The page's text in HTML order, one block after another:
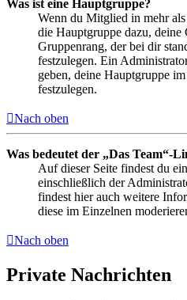
Was ist eine Hauptgruppe?
Wenn du Mitglied in mehr
die Hauptgruppe dazu, deine
Gruppenrang, der bei dir
festzulegen. Ein
geben, deine Hauptgruppe
festzulegen.
Nach oben
Was bedeutet der „Das Team“-
Auf dieser Seite findest du
einschließlich der
findest hier auch weitere
diese im Einzelnen
Nach oben
Private Nachrichten